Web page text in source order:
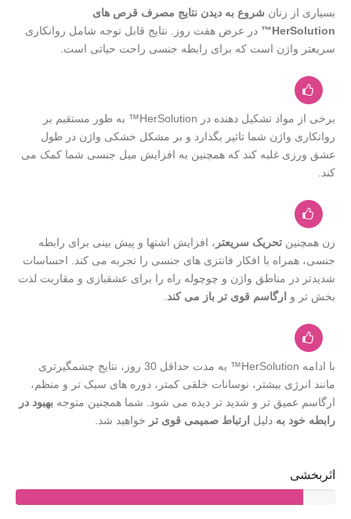
بسیاری از زنان شروع به دیدن نتایج مصرف قرص های
HerSolution™
در عرض هفت روز. نتایج قابل توجه شامل روانکاری
سریعتر واژن است که برای رابطه جنسی راحت حیاتی است.
برخی از مواد تشکیل دهنده در HerSolution™ به طور مستقیم بر
روانکاری واژن شما تاثیر بگذارد و بر مشکل خشکی واژن در طول
عشق ورزی غلبه کند که همچنین به افزایش میل جنسی شما کمک می
کند.
زن همچنین تحریک سریعتر ، افزایش اشتها و پیش بینی برای رابطه
جنسی، همراه با افکار فانتزی های جنسی را تجربه می کند. احساسات
شدیدتر در مناطق واژن و چوچوله راه را برای عشقبازی و مقاربت لذت
بخش تر و ارگاسم قوی تر باز می کند
با ادامه HerSolution™ به مدت حداقل 30 روز، نتایج چشمگیرتری
مانند انرژی بیشتر، نوسانات خلقی کمتر، دوره های سبک تر و منظم،
ارگاسم عمیق تر و شدید تر دیده می شود. شما همچنین متوجه بهبود در
رابطه خود به دلیل ارتباط صمیمی قوی تر خواهید شد.
اثربخشی